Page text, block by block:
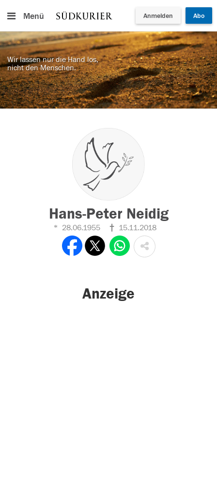
Menü Anmelden Abo
Wir lassen nur die Hand los,
nicht den Menschen.
Hans-Peter Neidig
28.06.1955 15.11.2018
Anzeige